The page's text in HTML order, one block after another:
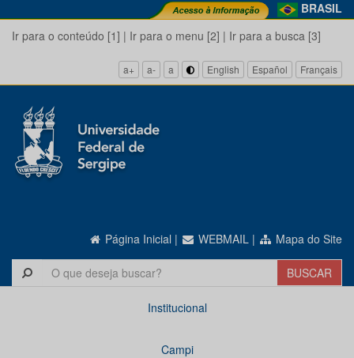
BRASIL
Ir para o conteúdo [1] | Ir para o menu [2] | Ir para a busca [3]
a+ a- a English Español Français
Página Inicial | WEBMAIL | Mapa do Site
Institucional
Campi